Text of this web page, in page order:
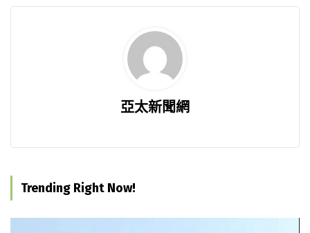
亞太新聞網
Trending Right Now!